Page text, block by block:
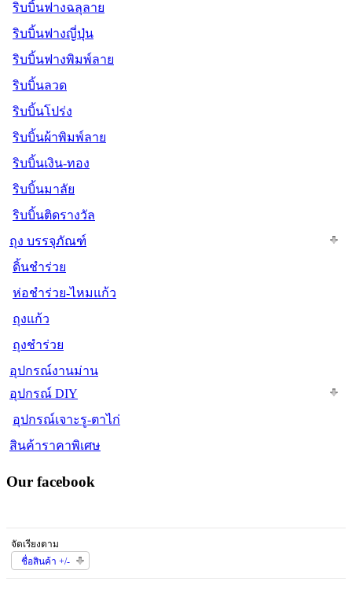
ริบบิ้นฟางฉลุลาย
ริบบิ้นฟางญี่ปุ่น
ริบบิ้นฟางพิมพ์ลาย
ริบบิ้นลวด
ริบบิ้นโปร่ง
ริบบิ้นผ้าพิมพ์ลาย
ริบบิ้นเงิน-ทอง
ริบบิ้นมาลัย
ริบบิ้นติดรางวัล
ถุง บรรจุภัณฑ์
ดิ้นชำร่วย
ห่อชำร่วย-ไหมแก้ว
ถุงแก้ว
ถุงชำร่วย
อุปกรณ์งานม่าน
อุปกรณ์ DIY
อุปกรณ์เจาะรู-ตาไก่
สินค้าราคาพิเศษ
Our facebook
จัดเรียงตาม
ชื่อสินค้า +/-